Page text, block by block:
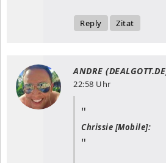
Reply Zitat
ANDRE
22:58 Uhr
Chrissie [Mobile]: